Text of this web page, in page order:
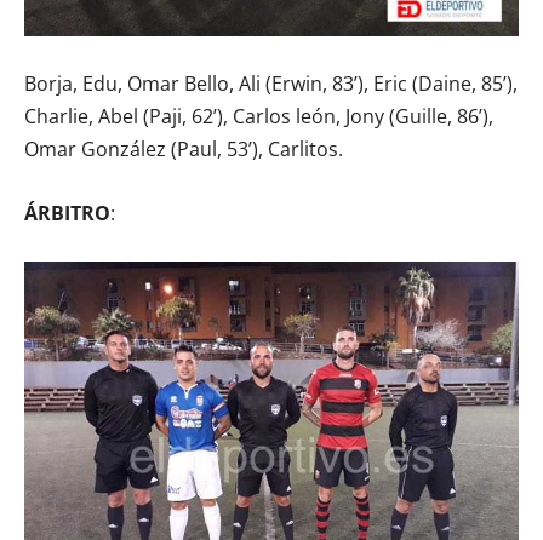
Borja, Edu, Omar Bello, Ali (Erwin, 83’), Eric (Daine, 85’),
Charlie, Abel (Paji, 62’), Carlos león, Jony (Guille, 86’),
Omar González (Paul, 53’), Carlitos.
ÁRBITRO: